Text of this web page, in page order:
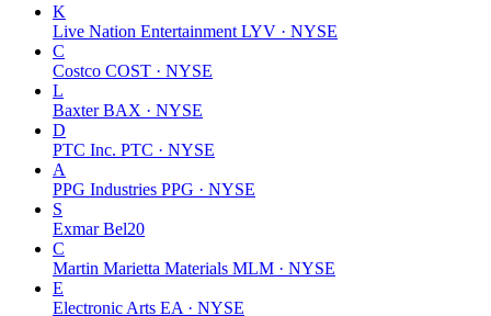
K
Live Nation Entertainment LYV · NYSE
C
Costco COST · NYSE
L
Baxter BAX · NYSE
D
PTC Inc. PTC · NYSE
A
PPG Industries PPG · NYSE
S
Exmar Bel20
C
Martin Marietta Materials MLM · NYSE
E
Electronic Arts EA · NYSE